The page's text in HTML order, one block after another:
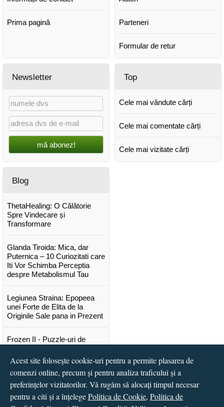
Prima pagină Parteneri
Formular de retur
Newsletter
mă abonez!
Top
Cele mai vândute cărți
Cele mai comentate cărți
Cele mai vizitate cărți
Blog
ThetaHealing: O Călătorie
Spre Vindecare și
Transformare
Glanda Tiroida: Mica, dar
Puternica – 10 Curiozitati care
Iti Vor Schimba Perceptia
despre Metabolismul Tau
Legiunea Straina: Epopeea
unei Forte de Elita de la
Originile Sale pana in Prezent
Frozen II - Puzzle-uri de
Lansare "Portocalele verzi" de
Vitali Cipileaga
...toate știrile
Acest site folosește cookie-uri pentru a permite plasarea de
comenzi online, precum și pentru analiza traficului și a
preferințelor vizitatorilor. Vă rugăm să alocați timpul necesar
pentru a citi și a înțelegePolitica de Cookie, Politica de